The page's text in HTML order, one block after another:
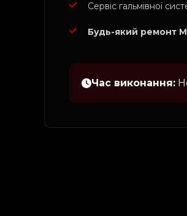
Сервіс гальмівної
Будь-який ремонт
Час виконання: